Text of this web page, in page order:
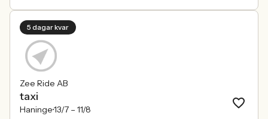
5 dagar kvar
Zee Ride AB
taxi
Haninge13/7 – 11/8